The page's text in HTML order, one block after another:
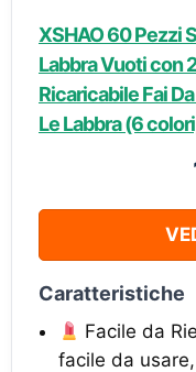
XSHAO 60 Pezzi
Labbra Vuoti con
Ricaricabile Fai
Le Labbra (6
Caratteristiche
Facile da
facile da